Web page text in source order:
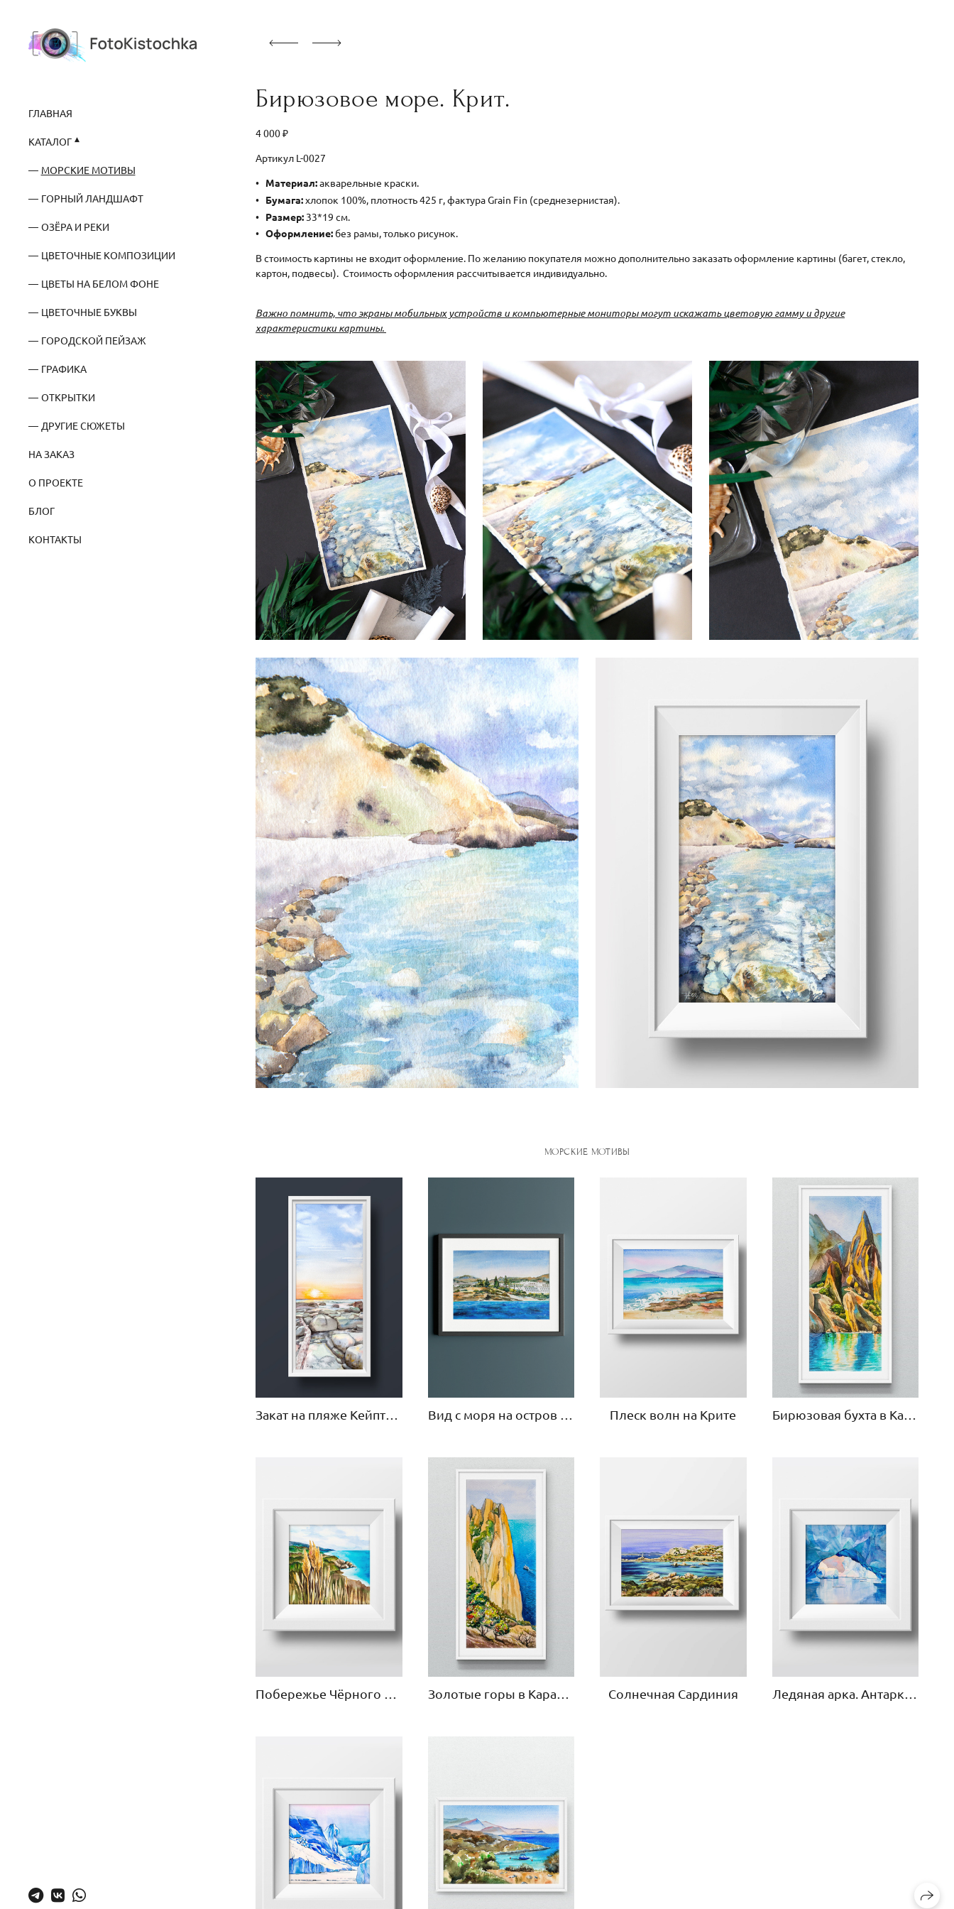
ГЛАВНАЯ
КАТАЛОГ
МОРСКИЕ МОТИВЫ
ГОРНЫЙ ЛАНДШАФТ
ОЗЁРА И РЕКИ
ЦВЕТОЧНЫЕ КОМПОЗИЦИИ
ЦВЕТЫ НА БЕЛОМ ФОНЕ
ЦВЕТОЧНЫЕ БУКВЫ
ГОРОДСКОЙ ПЕЙЗАЖ
ГРАФИКА
ОТКРЫТКИ
ДРУГИЕ СЮЖЕТЫ
НА ЗАКАЗ
О ПРОЕКТЕ
БЛОГ
КОНТАКТЫ
Бирюзовое море. Крит.
4 000 ₽
Артикул L-0027
Материал:акварельные краски.
Бумага:хлопок 100%, плотность 425 г, фактура Grain Fin (среднезернистая).
Размер: 33*19 см.
Оформление: без рамы, только рисунок.
В стоимость картины не входит оформление. По желанию покупателя можно дополнительно заказать оформление картины (багет, стекло,
картон, подвесы). Стоимость оформления рассчитывается индивидуально.
Важно помнить, что экраны мобильных устройств и компьютерные мониторы могут искажать цветовую гамму и другие
характеристики картины.
МОРСКИЕ МОТИВЫ
Плеск волн на Крите
Золотые горы в Карадагском заповеднике Солнечная Сардиния